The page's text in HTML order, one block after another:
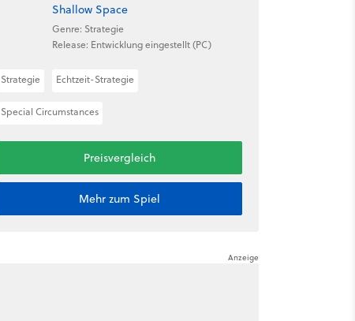
Shallow Space
Genre: Strategie
Release: Entwicklung eingestellt (PC)
Strategie Echtzeit-Strategie
Special Circumstances
Preisvergleich
Mehr zum Spiel